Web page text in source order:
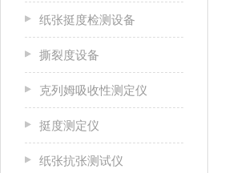
纸张挺度检测设备
撕裂度设备
克列姆吸收性测定仪
挺度测定仪
纸张抗张测试仪